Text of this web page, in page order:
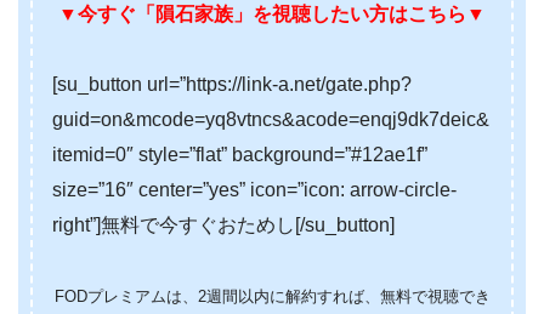
▼今すぐ 「隕石家族」を視聴したい方はこちら ▼
[su_button url=”https://link-a.net/gate.php?
guid=on&mcode=yq8vtncs&acode=enqj9dk7deic&
itemid=0″ style=”flat” background=”#12ae1f”
size=”16″ center=”yes” icon=”icon: arrow-circle-
right”]無料で今すぐおためし[/su_button]
FODプレミアムは、2週間以内に解約すれば、無料で視聴でき